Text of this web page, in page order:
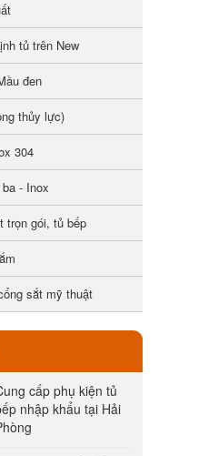
tủ trên New
đen
thủy lực)
304
- Inox
trọn gói, tủ bếp
sắt mỹ thuật
cấp phụ kiện tủ
nhập khẩu tại Hải